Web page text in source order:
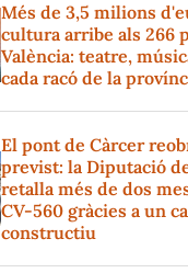
Més de 3,5 milions
cultura arribe als 266
València: teatre,
cada racó de la
El pont de Càrcer
previst: la Diputació
retalla més de dos
CV-560 gràcies a un
constructiu